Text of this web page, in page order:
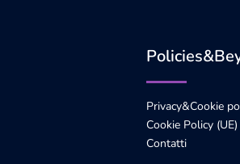
Privacy&Cookie
Cookie Policy (UE)
Contatti